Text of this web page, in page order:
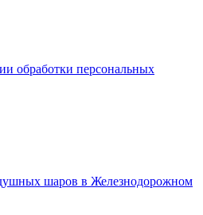
обработки персональных